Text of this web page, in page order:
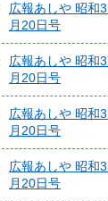
広報あしや 昭和
月20日号
広報あしや 昭和
月20日号
広報あしや 昭和
月20日号
広報あしや 昭和
月20日号